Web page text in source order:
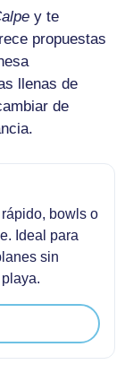
y te
propuestas
llenas de
de
bowls o
Ideal para
sin